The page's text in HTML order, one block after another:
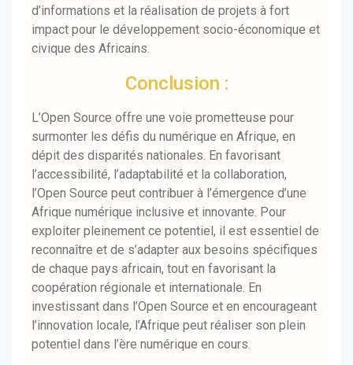
d’informations et la réalisation de projets à fort
impact pour le développement socio-économique et
civique des Africains.
Conclusion :
L’Open Source offre une voie prometteuse pour
surmonter les défis du numérique en Afrique, en
dépit des disparités nationales. En favorisant
l’accessibilité, l’adaptabilité et la collaboration,
l’Open Source peut contribuer à l’émergence d’une
Afrique numérique inclusive et innovante. Pour
exploiter pleinement ce potentiel, il est essentiel de
reconnaître et de s’adapter aux besoins spécifiques
de chaque pays africain, tout en favorisant la
coopération régionale et internationale. En
investissant dans l’Open Source et en encourageant
l’innovation locale, l’Afrique peut réaliser son plein
potentiel dans l’ère numérique en cours.